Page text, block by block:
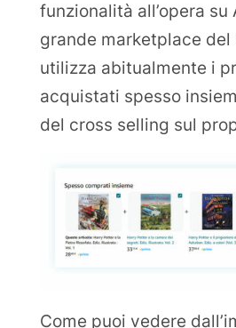
funzionalità all’opera su
grande marketplace
utilizza abitualmente i
acquistati spesso
del cross selling sul
Come puoi vedere